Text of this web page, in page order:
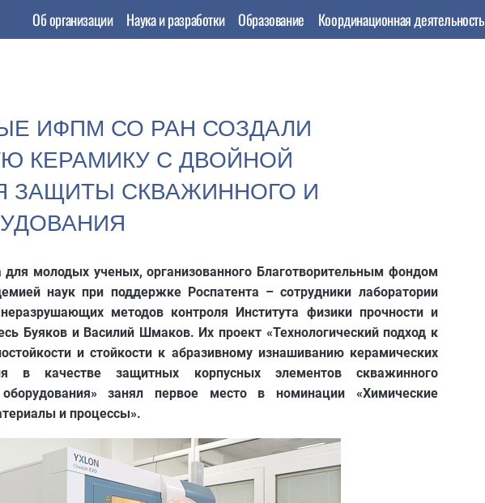
Об организации Наука и разработки Образование Координационная деятельность
ИФПМ СО РАН СОЗДАЛИ
КЕРАМИКУ С ДВОЙНОЙ
ЗАЩИТЫ СКВАЖИННОГО И
для молодых ученых, организованного Благотворительным фондом
наук при поддержке Роспатента – сотрудники лаборатории
методов контроля Института физики прочности и
Буяков и Василий Шмаков. Их проект «Технологический подход к
и стойкости к абразивному изнашиванию керамических
в качестве защитных корпусных элементов скважинного
занял первое место в номинации «Химические
и процессы».